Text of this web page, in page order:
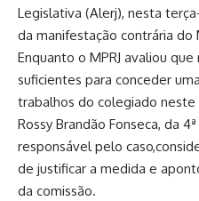
Legislativa (Alerj), nesta
da manifestação contrária do
Enquanto o MPRJ avaliou
suficientes para conceder
trabalhos do colegiado neste
Rossy Brandão Fonseca, da
responsável pelo
de justificar a medida e
da comissão.